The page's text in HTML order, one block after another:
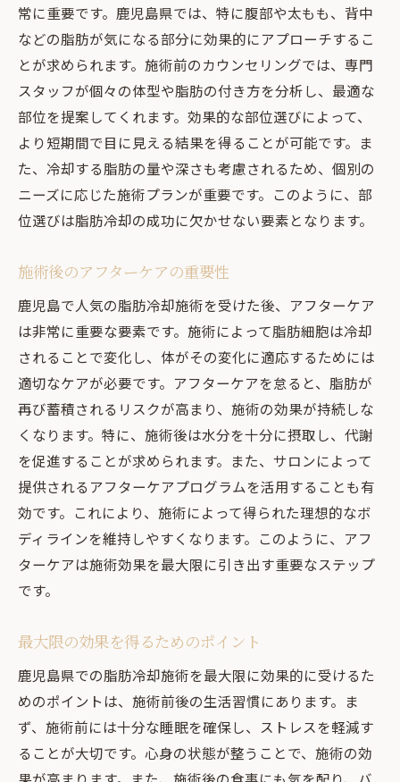
常に重要です。鹿児島県では、特に腹部や太もも、背中
などの脂肪が気になる部分に効果的にアプローチするこ
とが求められます。施術前のカウンセリングでは、専門
スタッフが個々の体型や脂肪の付き方を分析し、最適な
部位を提案してくれます。効果的な部位選びによって、
より短期間で目に見える結果を得ることが可能です。ま
た、冷却する脂肪の量や深さも考慮されるため、個別の
ニーズに応じた施術プランが重要です。このように、部
位選びは脂肪冷却の成功に欠かせない要素となります。
施術後のアフターケアの重要性
鹿児島で人気の脂肪冷却施術を受けた後、アフターケア
は非常に重要な要素です。施術によって脂肪細胞は冷却
されることで変化し、体がその変化に適応するためには
適切なケアが必要です。アフターケアを怠ると、脂肪が
再び蓄積されるリスクが高まり、施術の効果が持続しな
くなります。特に、施術後は水分を十分に摂取し、代謝
を促進することが求められます。また、サロンによって
提供されるアフターケアプログラムを活用することも有
効です。これにより、施術によって得られた理想的なボ
ディラインを維持しやすくなります。このように、アフ
ターケアは施術効果を最大限に引き出す重要なステップ
です。
最大限の効果を得るためのポイント
鹿児島県での脂肪冷却施術を最大限に効果的に受けるた
めのポイントは、施術前後の生活習慣にあります。ま
ず、施術前には十分な睡眠を確保し、ストレスを軽減す
ることが大切です。心身の状態が整うことで、施術の効